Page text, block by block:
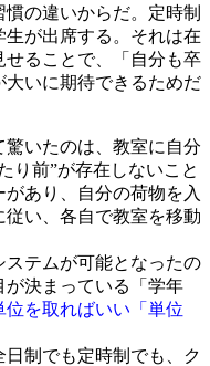
の違いからだ。定時制
が出席する。それは在
ることで、「自分も卒
いに期待できるためだ
いたのは、教室に自分
り前”が存在しないこと
あり、自分の荷物を入
い、各自で教室を移動
テムが可能となったの
決まっている「学年
を取ればいい「単位
制でも定時制でも、ク